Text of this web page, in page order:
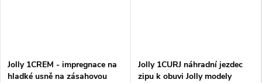
Jolly 1CREM - impregnace na
hladké usně na zásahovou
Jolly 1CURJ náhradní jezdec
zipu k obuvi Jolly modely